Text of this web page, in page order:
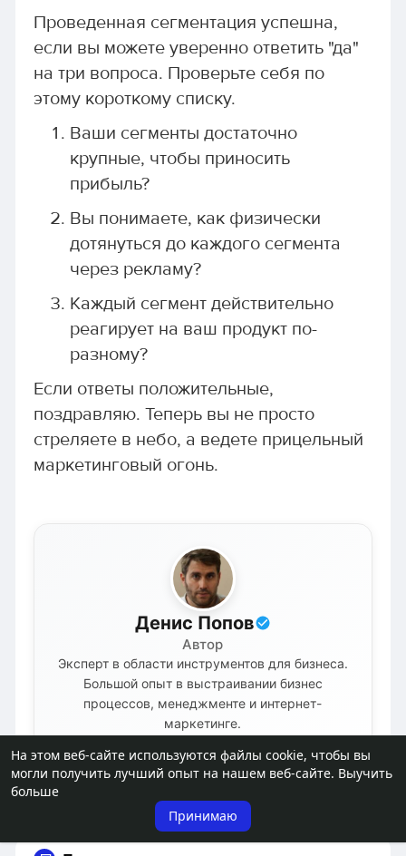
На этом веб-сайте используются файлы cookie, чтобы вы
могли получить лучший опыт на нашем веб-сайте. Выучить
больше
Принимаю
Проведенная сегментация успешна,
если вы можете уверенно ответить "да"
на три вопроса. Проверьте себя по
этому короткому списку.
Ваши сегменты достаточно
крупные, чтобы приносить
прибыль?
Вы понимаете, как физически
дотянуться до каждого сегмента
через рекламу?
Каждый сегмент действительно
реагирует на ваш продукт по-
разному?
Если ответы положительные,
поздравляю. Теперь вы не просто
стреляете в небо, а ведете прицельный
маркетинговый огонь.
Денис Попов
Автор
Эксперт в области инструментов для бизнеса.
Большой опыт в выстраивании бизнес
процессов, менеджменте и интернет-
маркетинге.
Подробнее об авторе